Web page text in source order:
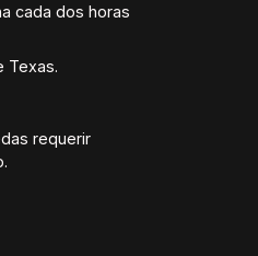
cada dos horas
Texas.
requerir